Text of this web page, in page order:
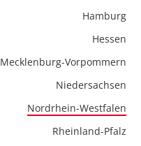
Hamburg
Hessen
Mecklenburg-Vorpommern
Niedersachsen
Nordrhein-Westfalen
Rheinland-Pfalz